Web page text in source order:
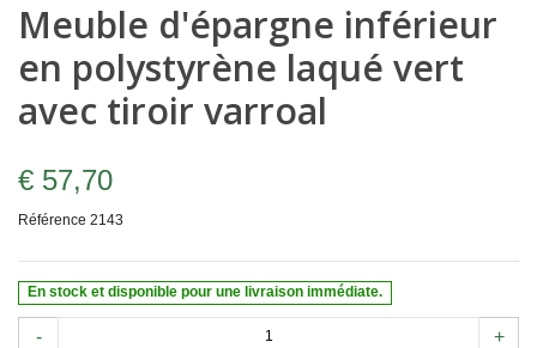
Meuble d'épargne inférieur
en polystyrène laqué vert
avec tiroir varroal
€ 57,70
Référence 2143
En stock et disponible pour une livraison immédiate.
- +